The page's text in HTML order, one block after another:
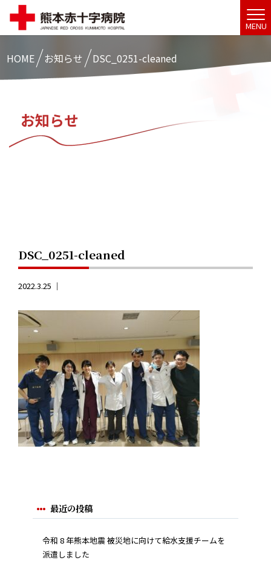
MENU
HOME お知らせ DSC_0251-cleaned
お知らせ
DSC_0251-cleaned
2022.3.25 ｜
最近の投稿
令和 8 年熊本地震 被災地に向けて給水支援チームを
派遣しました